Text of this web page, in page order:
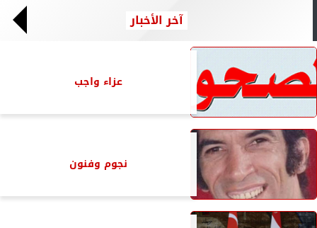
آخر الأخبار
عزاء واجب
نجوم وفنون